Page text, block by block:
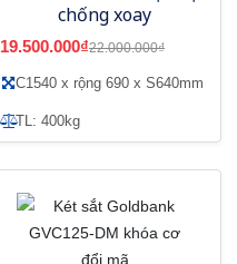
chống xoay
19.500.000₫22.000.000₫
C1540 x rộng 690 x S640mm
TL: 400kg